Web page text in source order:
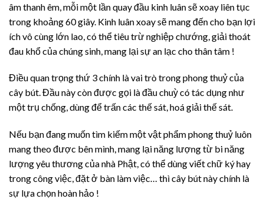
âm thanh êm, mỗi một lần quay đầu kinh luân sẽ xoay liên tục
trong khoảng 60 giây. Kinh luân xoay sẽ mang đến cho bạn lợi
ích vô cùng lớn lao, có thể tiêu trừ nghiệp chướng, giải thoát
đau khổ của chúng sinh, mang lại sự an lạc cho thân tâm !
Điều quan trọng thứ 3 chính là vai trò trong phong thuỷ của
cây bút. Đầu này còn được gọi là đầu chuỳ có tác dụng như
một trụ chống, dùng để trấn các thế sát, hoá giải thế sát.
Nếu bạn đang muốn tìm kiếm một vật phẩm phong thuỷ luôn
mang theo được bên mình, mang lại năng lượng từ bi năng
lượng yêu thương của nhà Phật, có thể dùng viết chữ ký hay
trong công việc, đặt ở bàn làm việc… thì cây bút này chính là
sự lựa chọn hoàn hảo !